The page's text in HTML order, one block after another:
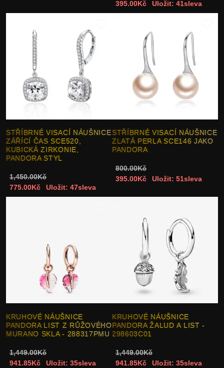
395.00Kč Uložit: 41sleva
STŘÍBRNÉ VISACÍ NÁUŠNICE
ZÁŘÍCÍ ČAS SCE520,
KUBICKÁ ZIRKONIE,
PANDORA STYL
1,450.00Kč
775.00Kč
Uložit: 47sleva
STŘÍBRNÉ VISACÍ NÁUŠNICE
ZLATÁ PERLA SCE146 JAKO
PANDORA
800.00Kč
395.00Kč
Uložit: 51sleva
KRUHOVÉ NÁUŠNICE
PANDORA LIST Z RŮŽOVÉHO
MURANO SKLA - 288317PMU
1,449.00Kč
941.85Kč
Uložit: 35sleva
KRUHOVÉ NÁUŠNICE
PANDORA ŽALUD A LIST -
298603C01
1,449.00Kč
941.85Kč
Uložit: 35sleva